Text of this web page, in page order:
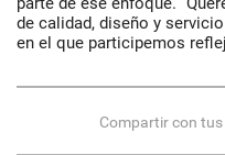
de calidad, diseño y
en el que participemos
Compartir con